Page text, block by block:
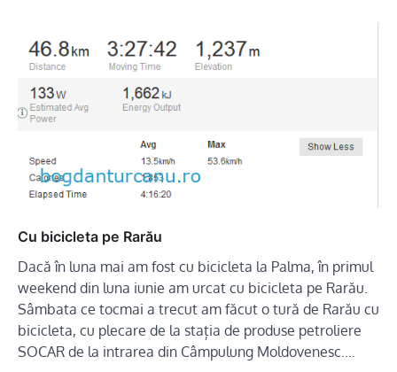
Cu bicicleta pe Rarău
Dacă în luna mai am fost cu bicicleta la Palma, în primul
weekend din luna iunie am urcat cu bicicleta pe Rarău.
Sâmbata ce tocmai a trecut am făcut o tură de Rarău cu
bicicleta, cu plecare de la stația de produse petroliere
SOCAR de la intrarea din Câmpulung Moldovenesc.…